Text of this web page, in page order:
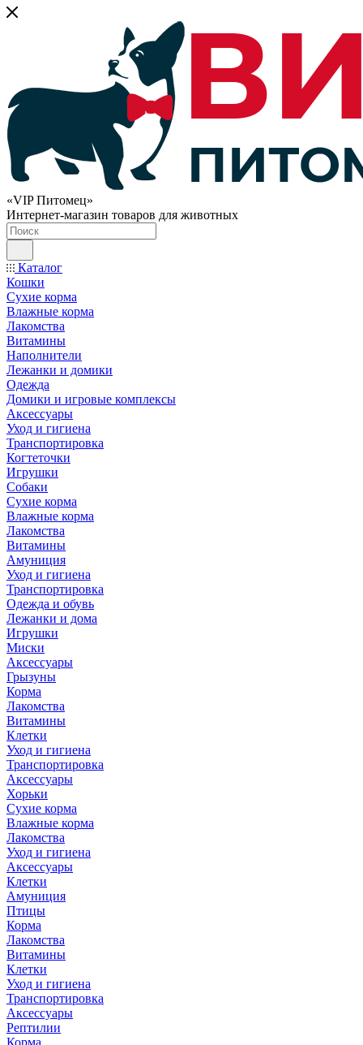
«VIP Питомец»
Интернет-магазин товаров для животных
Каталог
Кошки
Сухие корма
Влажные корма
Лакомства
Витамины
Наполнители
Лежанки и домики
Одежда
Домики и игровые комплексы
Аксессуары
Уход и гигиена
Транспортировка
Когтеточки
Игрушки
Собаки
Сухие корма
Влажные корма
Лакомства
Витамины
Амуниция
Уход и гигиена
Транспортировка
Одежда и обувь
Лежанки и дома
Игрушки
Миски
Аксессуары
Грызуны
Корма
Лакомства
Витамины
Клетки
Уход и гигиена
Транспортировка
Аксессуары
Хорьки
Сухие корма
Влажные корма
Лакомства
Уход и гигиена
Аксессуары
Клетки
Амуниция
Птицы
Корма
Лакомства
Витамины
Клетки
Уход и гигиена
Транспортировка
Аксессуары
Рептилии
Корма